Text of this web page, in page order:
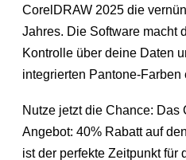
CorelDRAW 2025 die
Jahres. Die Software macht
Kontrolle über deine Daten
integrierten Pantone-Farben
Nutze jetzt die Chance: Das
Angebot: 40% Rabatt auf
ist der perfekte Zeitpunkt für